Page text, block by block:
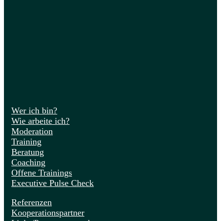
Wer ich bin?
Wie arbeite ich?
Moderation
Training
Beratung
Coaching
Offene Trainings
Executive Pulse Check
Referenzen
Kooperationspartner